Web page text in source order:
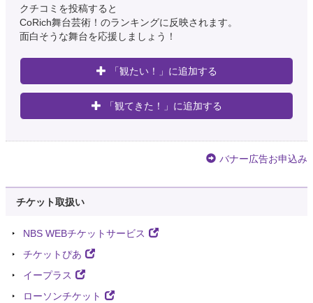
クチコミを投稿すると
CoRich舞台芸術！のランキングに反映されます。
面白そうな舞台を応援しましょう！
「観たい！」に追加する
「観てきた！」に追加する
バナー広告お申込み
チケット取扱い
NBS WEBチケットサービス
チケットぴあ
イープラス
ローソンチケット